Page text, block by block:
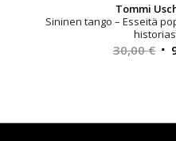
Tommi
Sininen tango – Esseitä
30,00€